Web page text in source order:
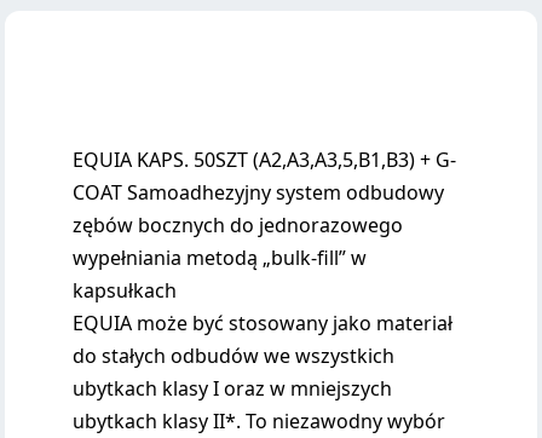
EQUIA KAPS. 50SZT (A2,A3,A3,5,B1,B3) + G-
COAT Samoadhezyjny system odbudowy
zębów bocznych do jednorazowego
wypełniania metodą „bulk-fill” w
kapsułkach
EQUIA może być stosowany jako materiał
do stałych odbudów we wszystkich
ubytkach klasy I oraz w mniejszych
ubytkach klasy II*. To niezawodny wybór